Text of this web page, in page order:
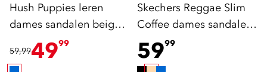
Hush Puppies leren
dames sandalen beige
blauw
59,994999
Skechers Reggae Slim
Coffee dames sandalen
beige
5999